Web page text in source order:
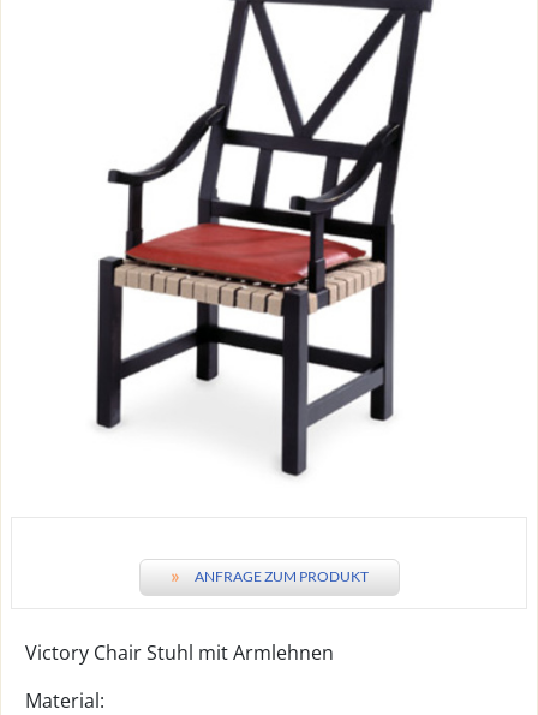
» ANFRAGE ZUM PRODUKT
Victory Chair Stuhl mit Armlehnen
Material: